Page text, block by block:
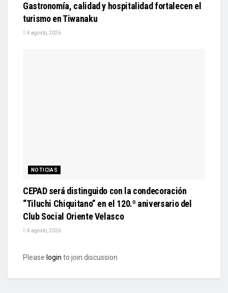
Gastronomía, calidad y hospitalidad fortalecen el
turismo en Tiwanaku
4 agosto, 2026
NOTICIAS
CEPAD será distinguido con la condecoración
“Tiluchi Chiquitano” en el 120.º aniversario del
Club Social Oriente Velasco
4 agosto, 2026
Please login to join discussion